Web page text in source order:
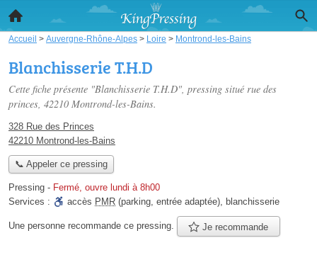
Accueil > Auvergne-Rhône-Alpes > Loire > Montrond-les-Bains
Blanchisserie T.H.D
Cette fiche présente "Blanchisserie T.H.D", pressing situé rue des
princes, 42210 Montrond-les-Bains.
328 Rue des Princes
42210 Montrond-les-Bains
📞 Appeler ce pressing
Pressing - Fermé, ouvre lundi à 8h00
Services :
accès PMR (parking, entrée adaptée), blanchisserie
Une personne recommande ce pressing. Je recommande